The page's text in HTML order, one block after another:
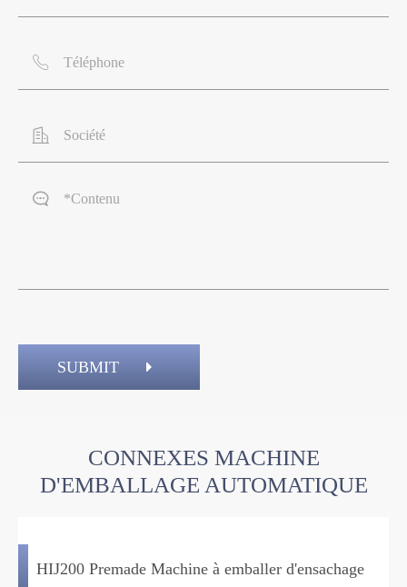



SUBMIT
CONNEXES MACHINE
D'EMBALLAGE AUTOMATIQUE
HIJ200 Premade Machine à emballer d'ensachage